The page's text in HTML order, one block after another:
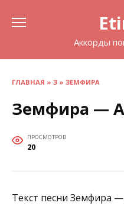
Аккорды
ГЛАВНАЯ » З » ЗЕМФИРА
Земфира —
ПРОСМОТРОВ
20
Текст песни Земфира